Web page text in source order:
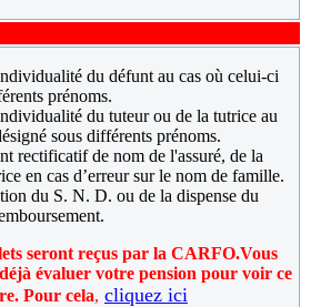
du défunt au cas où celui-ci
prénoms.
du tuteur ou de la tutrice au
sous différents prénoms.
rectificatif de nom de l'assuré, de la
en cas d’erreur sur le nom de famille.
du S. N. D. ou de la dispense du
seront reçus par la CARFO.Vous
évaluer votre pension pour voir ce
Pour cela, cliquez ici